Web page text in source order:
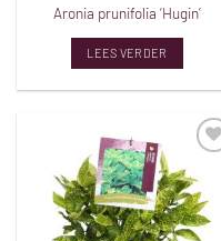
Aronia prunifolia ‘Hugin’
LEES VERDER
Toevoegen
aan
verlanglijst